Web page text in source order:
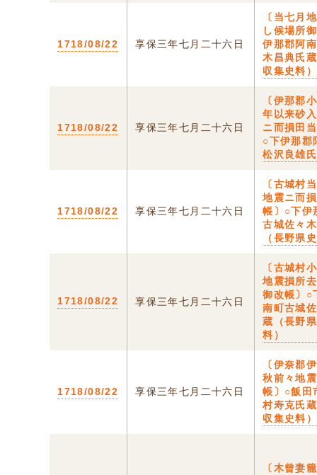
1718/08/22 享保三年七月二十六日
〔当七月
し候場所
伊那郡阿
木昌典氏
収集史料）
1718/08/22 享保三年七月二十六日
〔伊那郡
年以来砂
ニ而損田
○下伊那郡
松沢良雄
1718/08/22 享保三年七月二十六日
〔古城村
地震ニ而
帳〕○下伊
古城佐々
（長野県
1718/08/22 享保三年七月二十六日
〔古城村
地震損所
御改帳〕○
南町古城
蔵（長野
料）
1718/08/22 享保三年七月二十六日
〔伊奈郡
秋前々地
帳〕○飯田
村寿克氏
収集史料）
〔木曾妻